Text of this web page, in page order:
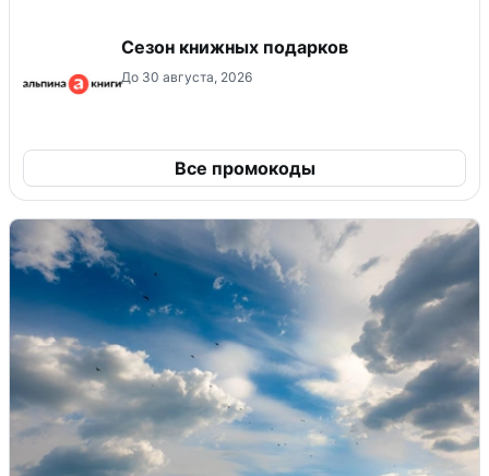
Сезон книжных подарков
До 30 августа, 2026
Все промокоды